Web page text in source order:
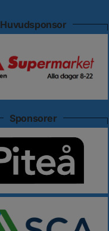
Huvudsponsor
Sponsorer